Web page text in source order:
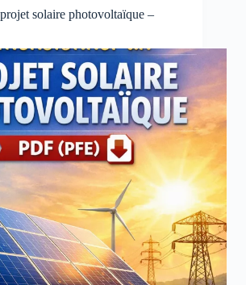
solaire photovoltaïque –